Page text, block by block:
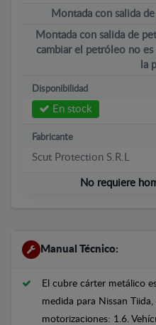
Montada con salida
Montada con salida de
cambiar el petróleo no
la
Disponibilidad
En stock
Fabricante
Scut Protection S.R.L
No requiere
Manual Técnico:
El cubre cárter metálico
medida para Nissan
motorizaciones: 1.6.